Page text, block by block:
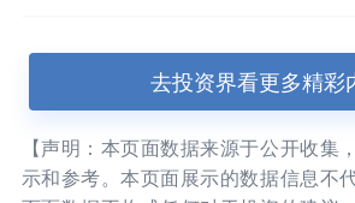
去投资界看更多精彩
【声明：本页面数据来源于公开收集
示和参考。本页面展示的数据信息不